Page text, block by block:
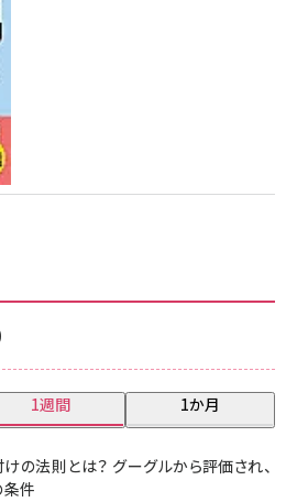
1週間 1か月
の法則とは？ グーグルから評価され、
件